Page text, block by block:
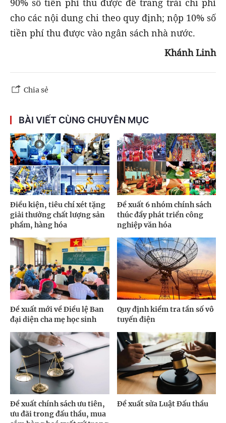
90% số tiền phí thu được để trang trải chi phí
cho các nội dung chi theo quy định; nộp 10% số
tiền phí thu được vào ngân sách nhà nước.
Khánh Linh
Chia sẻ
BÀI VIẾT CÙNG CHUYÊN MỤC
Điều kiện, tiêu chí xét tặng
giải thưởng chất lượng sản
phẩm, hàng hóa
Đề xuất 6 nhóm chính sách
thúc đẩy phát triển công
nghiệp văn hóa
Đề xuất mới về Điều lệ Ban
đại diện cha mẹ học sinh
Quy định kiểm tra tần số vô
tuyến điện
Đề xuất chính sách ưu tiên,
ưu đãi trong đấu thầu, mua
Đề xuất sửa Luật Đấu thầu